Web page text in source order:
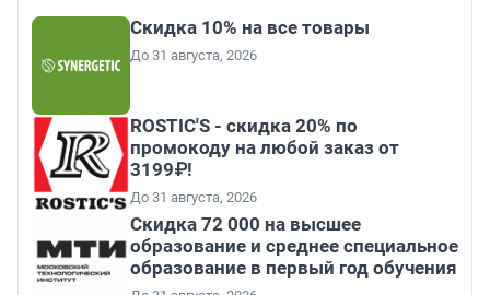
Скидка 10% на все товары
До 31 августа, 2026
ROSTIC'S - скидка 20% по
промокоду на любой заказ от
3199₽!
До 31 августа, 2026
Скидка 72 000 на высшее
образование и среднее специальное
образование в первый год обучения